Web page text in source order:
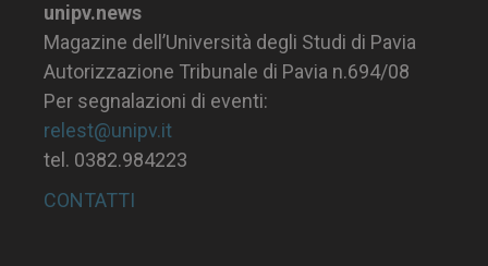
unipv.news
Magazine dell’Università degli Studi di Pavia
Autorizzazione Tribunale di Pavia n.694/08
Per segnalazioni di eventi:
relest@unipv.it
tel. 0382.984223
CONTATTI